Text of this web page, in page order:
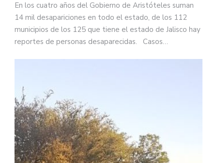
En los cuatro años del Gobierno de Aristóteles suman
14 mil desapariciones en todo el estado, de los 112
municipios de los 125 que tiene el estado de Jalisco hay
reportes de personas desaparecidas. Casos…